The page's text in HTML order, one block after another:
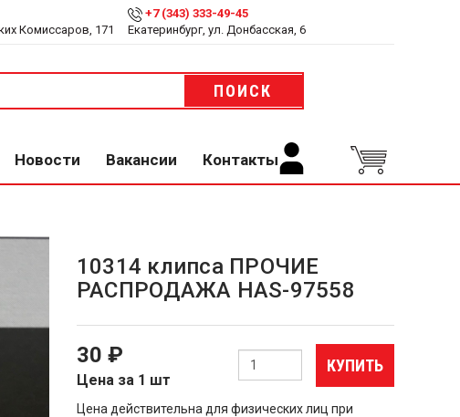
Комиссаров, 171
+7 (343) 333-49-45
Екатеринбург, ул. Донбасская, 6
ПОИСК
Новости Вакансии Контакты
10314 клипса ПРОЧИЕ
РАСПРОДАЖА HAS-97558
30 ₽
Цена за 1 шт
КУПИТЬ
Цена действительна для физических лиц при